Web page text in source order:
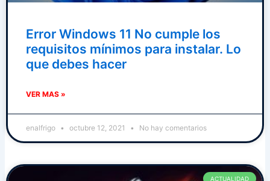
Error Windows 11 No cumple los
requisitos mínimos para instalar. Lo
que debes hacer
VER MAS »
enalfrigo octubre 12, 2021 No hay comentarios
ACTUALIDAD